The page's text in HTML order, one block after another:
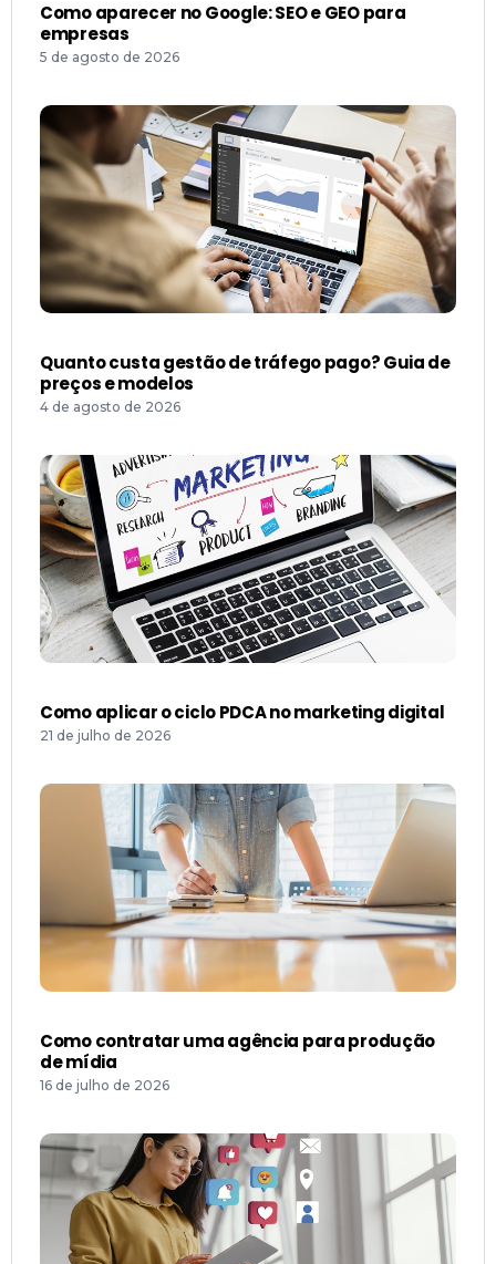
Como aparecer no Google: SEO e GEO para
empresas
5 de agosto de 2026
Quanto custa gestão de tráfego pago? Guia de
preços e modelos
4 de agosto de 2026
Como aplicar o ciclo PDCA no marketing digital
21 de julho de 2026
Como contratar uma agência para produção
de mídia
16 de julho de 2026